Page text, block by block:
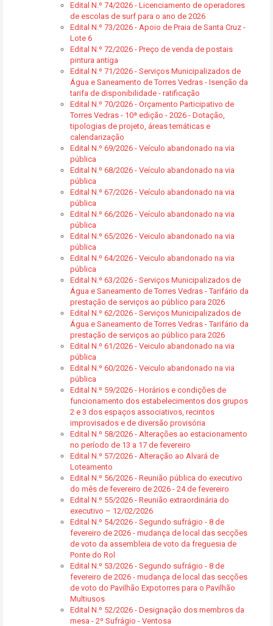
Edital N.º 74/2026 - Licenciamento de operadores
de escolas de surf para o ano de 2026
Edital N.º 73/2026 - Apoio de Praia de Santa Cruz -
Lote 6
Edital N.º 72/2026 - Preço de venda de postais
pintura antiga
Edital N.º 71/2026 - Serviços Municipalizados de
Água e Saneamento de Torres Vedras - Isenção da
tarifa de disponibilidade - ratificação
Edital N.º 70/2026 - Orçamento Participativo de
Torres Vedras - 10ª edição - 2026 - Dotação,
tipologias de projeto, áreas temáticas e
calendarização
Edital N.º 69/2026 - Veículo abandonado na via
pública
Edital N.º 68/2026 - Veículo abandonado na via
pública
Edital N.º 67/2026 - Veículo abandonado na via
pública
Edital N.º 66/2026 - Veículo abandonado na via
pública
Edital N.º 65/2026 - Veiculo abandonado na via
pública
Edital N.º 64/2026 - Veiculo abandonado na via
pública
Edital N.º 63/2026 - Serviços Municipalizados de
Água e Saneamento de Torres Vedras - Tarifário da
prestação de serviços ao público para 2026
Edital N.º 62/2026 - Serviços Municipalizados de
Água e Saneamento de Torres Vedras - Tarifário da
prestação de serviços ao público para 2026
Edital N.º 61/2026 - Veiculo abandonado na via
pública
Edital N.º 60/2026 - Veiculo abandonado na via
pública
Edital N.º 59/2026 - Horários e condições de
funcionamento dos estabelecimentos dos grupos
2 e 3 dos espaços associativos, recintos
improvisados e de diversão provisória
Edital N.º 58/2026 - Alterações ao estacionamento
no período de 13 a 17 de fevereiro
Edital N.º 57/2026 - Alteração ao Alvará de
Loteamento
Edital N.º 56/2026 - Reunião pública do executivo
do mês de fevereiro de 2026 - 24 de fevereiro
Edital N.º 55/2026 - Reunião extraordinária do
executivo – 12/02/2026
Edital N.º 54/2026 - Segundo sufrágio - 8 de
fevereiro de 2026 - mudança de local das secções
de voto da assembleia de voto da freguesia de
Ponte do Rol
Edital N.º 53/2026 - Segundo sufrágio - 8 de
fevereiro de 2026 - mudança de local das secções
de voto do Pavilhão Expotorres para o Pavilhão
Multiusos
Edital N.º 52/2026 - Designação dos membros da
mesa - 2º Sufrágio - Ventosa